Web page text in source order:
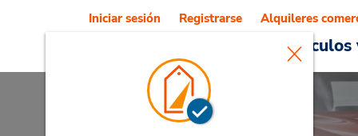
Iniciar sesión Registrarse Alquileres